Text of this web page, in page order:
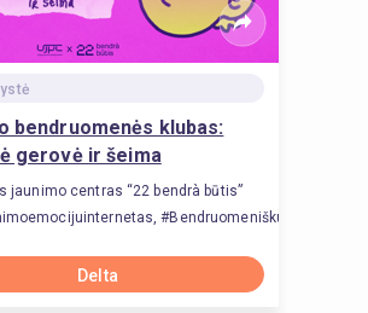
bendruomenės klubas:
gerovė ir šeima
jaunimo centras “22 bendrà būtis”
#Bendruomeniškumas,
Delta